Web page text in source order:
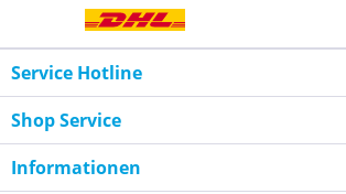
Service Hotline
Shop Service
Informationen